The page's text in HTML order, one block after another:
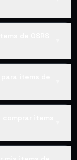
de OSRS
items de
items